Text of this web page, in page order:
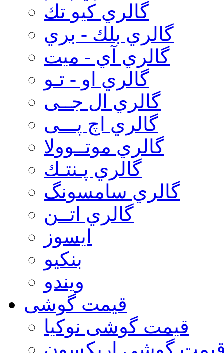
گالري كيو تك
گالري بلك - بري
گالري آي - ميت
گالري او - تـو
گالري ال جــی
گالري اچ پـــی
گالري موتــوولا
گالري پـنتـك
گالري سامسونگ
گالري اتــن
ایسوز
بنکیو
ویندو
قیمت گوشی
قیمت گوشی نوكيا